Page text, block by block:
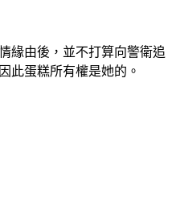
緣由後，並不打算向警衛追
此蛋糕所有權是她的。